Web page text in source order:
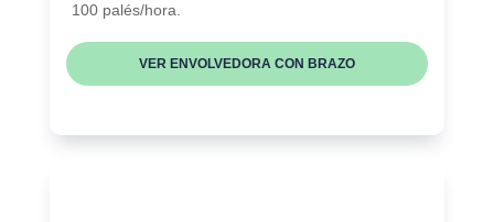
100 palés/hora.
VER ENVOLVEDORA CON BRAZO